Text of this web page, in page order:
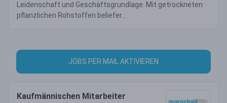
Leidenschaft und Geschäftsgrundlage. Mit getrockneten
pflanzlichen Rohstoffen beliefer...
JOBS PER MAIL AKTIVIEREN
Kaufmännischen Mitarbeiter